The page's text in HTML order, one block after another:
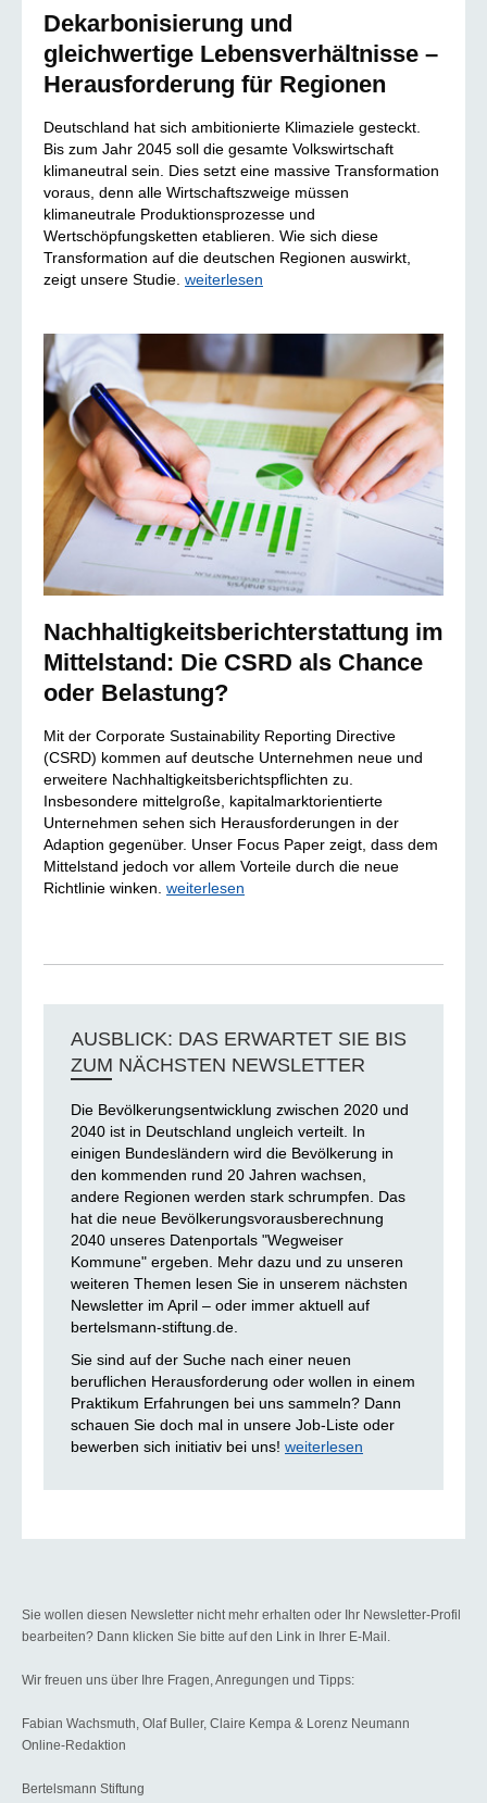
Dekarbonisierung und
gleichwertige Lebensverhältnisse –
Herausforderung für Regionen
Deutschland hat sich ambitionierte Klimaziele gesteckt.
Bis zum Jahr 2045 soll die gesamte Volkswirtschaft
klimaneutral sein. Dies setzt eine massive Transformation
voraus, denn alle Wirtschaftszweige müssen
klimaneutrale Produktionsprozesse und
Wertschöpfungsketten etablieren. Wie sich diese
Transformation auf die deutschen Regionen auswirkt,
zeigt unsere Studie. weiterlesen
Nachhaltigkeitsberichterstattung im
Mittelstand: Die CSRD als Chance
oder Belastung?
Mit der Corporate Sustainability Reporting Directive
(CSRD) kommen auf deutsche Unternehmen neue und
erweitere Nachhaltigkeitsberichtspflichten zu.
Insbesondere mittelgroße, kapitalmarktorientierte
Unternehmen sehen sich Herausforderungen in der
Adaption gegenüber. Unser Focus Paper zeigt, dass dem
Mittelstand jedoch vor allem Vorteile durch die neue
Richtlinie winken. weiterlesen
AUSBLICK: DAS ERWARTET SIE BIS
ZUM NÄCHSTEN NEWSLETTER
Die Bevölkerungsentwicklung zwischen 2020 und
2040 ist in Deutschland ungleich verteilt. In
einigen Bundesländern wird die Bevölkerung in
den kommenden rund 20 Jahren wachsen,
andere Regionen werden stark schrumpfen. Das
hat die neue Bevölkerungsvorausberechnung
2040 unseres Datenportals "Wegweiser
Kommune" ergeben. Mehr dazu und zu unseren
weiteren Themen lesen Sie in unserem nächsten
Newsletter im April – oder immer aktuell auf
bertelsmann-stiftung.de.
Sie sind auf der Suche nach einer neuen
beruflichen Herausforderung oder wollen in einem
Praktikum Erfahrungen bei uns sammeln? Dann
schauen Sie doch mal in unsere Job-Liste oder
bewerben sich initiativ bei uns! weiterlesen
Sie wollen diesen Newsletter nicht mehr erhalten oder Ihr Newsletter-Profil
bearbeiten? Dann klicken Sie bitte auf den Link in Ihrer E-Mail.
Wir freuen uns über Ihre Fragen, Anregungen und Tipps:
Fabian Wachsmuth, Olaf Buller, Claire Kempa & Lorenz Neumann
Online-Redaktion
Bertelsmann Stiftung